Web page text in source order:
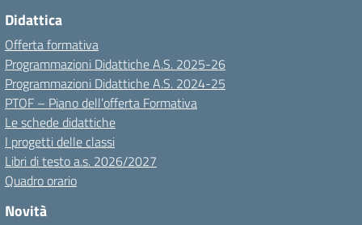
Didattica
Offerta formativa
Programmazioni Didattiche A.S. 2025-26
Programmazioni Didattiche A.S. 2024-25
PTOF – Piano dell’offerta Formativa
Le schede didattiche
I progetti delle classi
Libri di testo a.s. 2026/2027
Quadro orario
Novità